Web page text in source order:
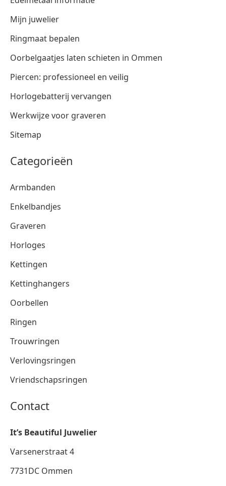
Mijn juwelier
Ringmaat bepalen
Oorbelgaatjes laten schieten in Ommen
Piercen: professioneel en veilig
Horlogebatterij vervangen
Werkwijze voor graveren
Sitemap
Categorieën
Armbanden
Enkelbandjes
Graveren
Horloges
Kettingen
Kettinghangers
Oorbellen
Ringen
Trouwringen
Verlovingsringen
Vriendschapsringen
Contact
It’s Beautiful Juwelier
Varsenerstraat 4
7731DC Ommen